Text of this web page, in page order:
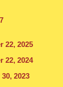
22, 2025
22, 2024
2023